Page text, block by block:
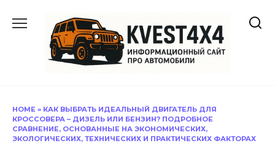
содержанию
HOME » КАК ВЫБРАТЬ ИДЕАЛЬНЫЙ ДВИГАТЕЛЬ ДЛЯ
КРОССОВЕРА – ДИЗЕЛЬ ИЛИ БЕНЗИН? ПОДРОБНОЕ
СРАВНЕНИЕ, ОСНОВАННЫЕ НА ЭКОНОМИЧЕСКИХ,
ЭКОЛОГИЧЕСКИХ, ТЕХНИЧЕСКИХ И ПРАКТИЧЕСКИХ ФАКТОРАХ